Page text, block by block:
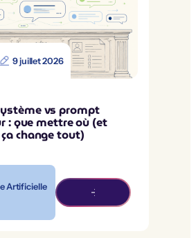
9 juillet 2026
vs prompt
: que mettre où (et
change tout)
Artificielle